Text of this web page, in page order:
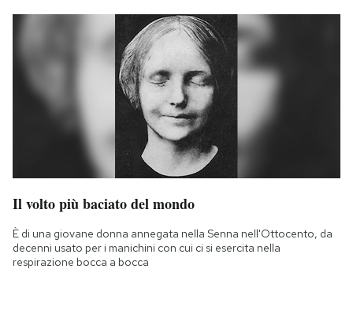
Il volto più baciato del mondo
È di una giovane donna annegata nella Senna nell'Ottocento, da
decenni usato per i manichini con cui ci si esercita nella
respirazione bocca a bocca